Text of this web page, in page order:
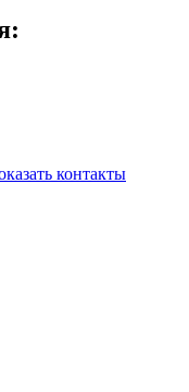
контакты